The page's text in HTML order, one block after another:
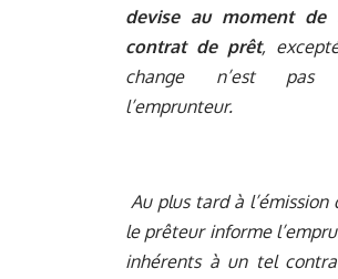
devise au moment de
contrat de prêt,
change n’est pas
l’emprunteur.
Au plus tard à l’émission
le prêteur informe
inhérents à un tel